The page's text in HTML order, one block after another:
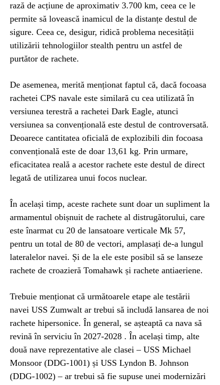
rază de acțiune de aproximativ 3.700 km, ceea ce le
permite să lovească inamicul de la distanțe destul de
sigure. Ceea ce, desigur, ridică problema necesității
utilizării tehnologiilor stealth pentru un astfel de
purtător de rachete.
De asemenea, merită menționat faptul că, dacă focoasa
rachetei CPS navale este similară cu cea utilizată în
versiunea terestră a rachetei Dark Eagle, atunci
versiunea sa convențională este destul de controversată.
Deoarece cantitatea oficială de explozibili din focoasa
convențională este de doar 13,61 kg. Prin urmare,
eficacitatea reală a acestor rachete este destul de direct
legată de utilizarea unui focos nuclear.
În același timp, aceste rachete sunt doar un supliment la
armamentul obișnuit de rachete al distrugătorului, care
este înarmat cu 20 de lansatoare verticale Mk 57,
pentru un total de 80 de vectori, amplasați de-a lungul
lateralelor navei. Și de la ele este posibil să se lanseze
rachete de croazieră Tomahawk și rachete antiaeriene.
Trebuie menționat că următoarele etape ale testării
navei USS Zumwalt ar trebui să includă lansarea de noi
rachete hipersonice. În general, se așteaptă ca nava să
revină în serviciu în 2027-2028 . În același timp, alte
două nave reprezentative ale clasei – USS Michael
Monsoor (DDG-1001) și USS Lyndon B. Johnson
(DDG-1002) – ar trebui să fie supuse unei modernizări